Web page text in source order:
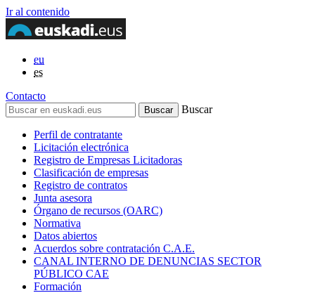
Ir al contenido
eu
es
Contacto
Buscar
Perfil de contratante
Licitación electrónica
Registro de Empresas Licitadoras
Clasificación de empresas
Registro de contratos
Junta asesora
Órgano de recursos (OARC)
Normativa
Datos abiertos
Acuerdos sobre contratación C.A.E.
CANAL INTERNO DE DENUNCIAS SECTOR
PÚBLICO CAE
Formación